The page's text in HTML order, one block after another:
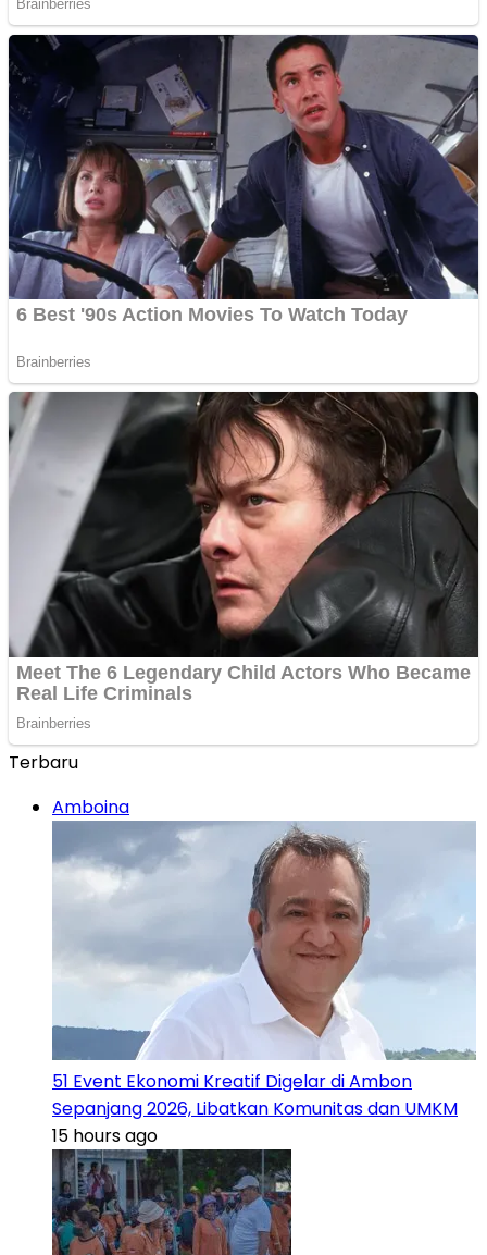
Terbaru
Amboina
51 Event Ekonomi Kreatif Digelar di Ambon
Sepanjang 2026, Libatkan Komunitas dan UMKM
15 hours ago